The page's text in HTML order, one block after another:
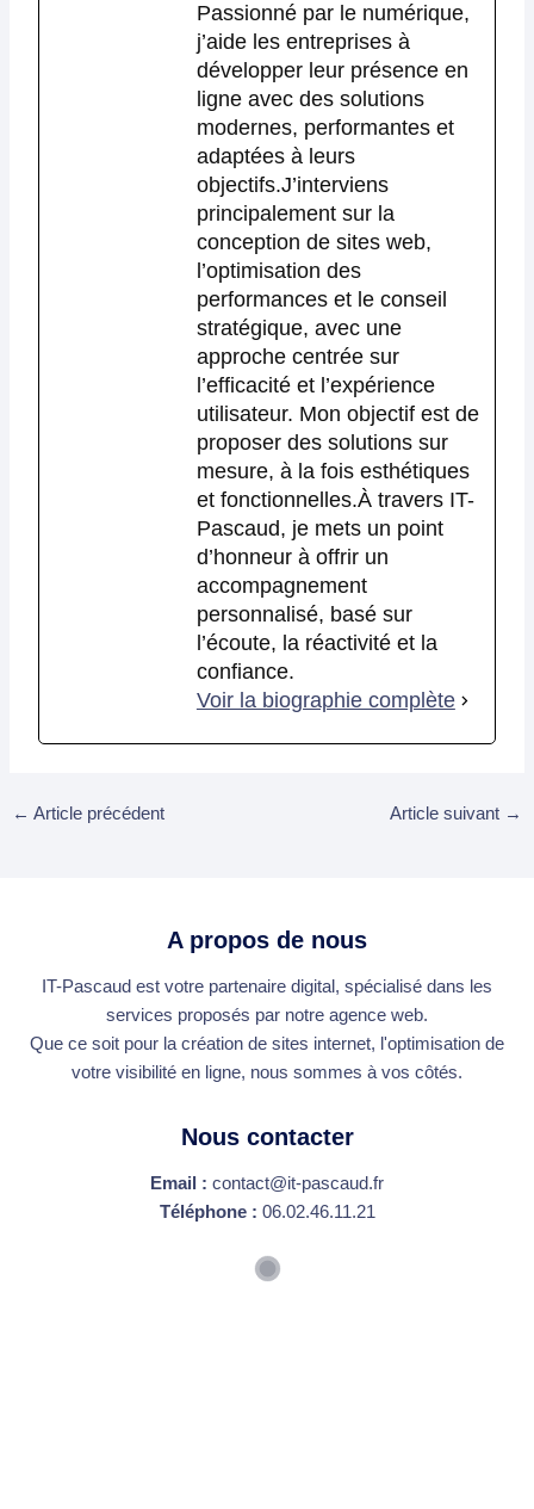
Passionné par le numérique,
j’aide les entreprises à
développer leur présence en
ligne avec des solutions
modernes, performantes et
adaptées à leurs
objectifs.J’interviens
principalement sur la
conception de sites web,
l’optimisation des
performances et le conseil
stratégique, avec une
approche centrée sur
l’efficacité et l’expérience
utilisateur. Mon objectif est de
proposer des solutions sur
mesure, à la fois esthétiques
et fonctionnelles.À travers IT-
Pascaud, je mets un point
d’honneur à offrir un
accompagnement
personnalisé, basé sur
l’écoute, la réactivité et la
confiance.
Voir la biographie complète
← Article précédent Article suivant →
A propos de nous
IT-Pascaud est votre partenaire digital, spécialisé dans les
services proposés par notre agence web.
Que ce soit pour la création de sites internet, l'optimisation de
votre visibilité en ligne, nous sommes à vos côtés.
Nous contacter
Email : contact@it-pascaud.fr
Téléphone : 06.02.46.11.21